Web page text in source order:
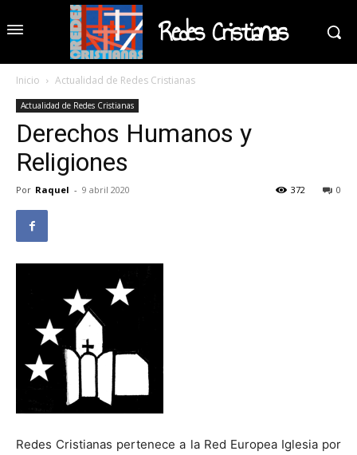
Redes Cristianas
Inicio Actualidad de Redes Cristianas
Actualidad de Redes Cristianas
Derechos Humanos y
Religiones
Por Raquel - 9 abril 2020 0
372
Redes Cristianas pertenece a la Red Europea Iglesia por